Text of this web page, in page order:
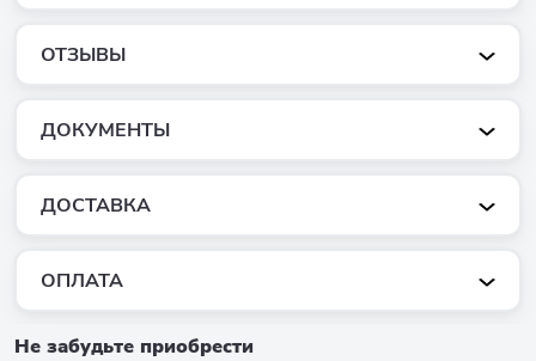
ОТЗЫВЫ
ДОКУМЕНТЫ
ДОСТАВКА
ОПЛАТА
Не забудьте приобрести